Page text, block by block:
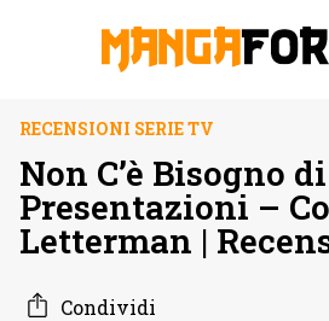
RECENSIONI SERIE TV
Non C’è Bisogno di
Presentazioni –
Letterman |
Condividi